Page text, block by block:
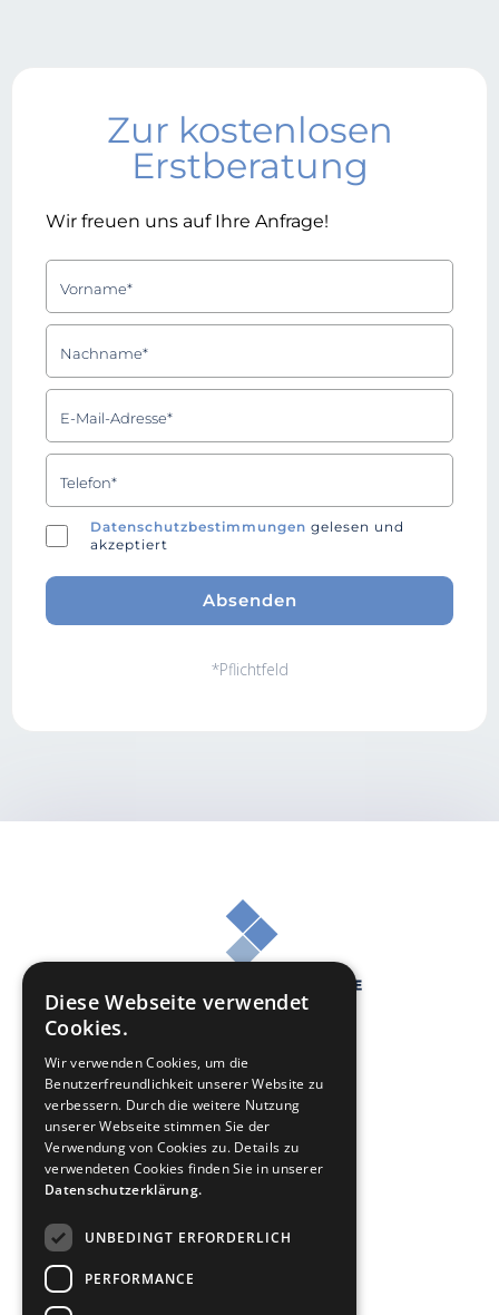
Zur kostenlosen
Erstberatung
Wir freuen uns auf Ihre Anfrage!
Datenschutzbestimmungen gelesen und
akzeptiert
*Pflichtfeld
Online Casino Geld zurück
Sportwetten Geld zurück
Diese Webseite verwendet
Cookies.
Wir verwenden Cookies, um die
Benutzerfreundlichkeit unserer Website zu
verbessern. Durch die weitere Nutzung
unserer Webseite stimmen Sie der
Verwendung von Cookies zu. Details zu
verwendeten Cookies finden Sie in unserer
Datenschutzerklärung.
UNBEDINGT ERFORDERLICH
PERFORMANCE